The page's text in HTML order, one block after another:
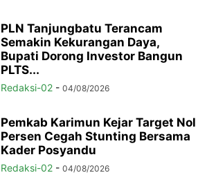
PLN Tanjungbatu Terancam
Semakin Kekurangan Daya,
Bupati Dorong Investor Bangun
PLTS...
Redaksi-02 - 04/08/2026
Pemkab Karimun Kejar Target Nol
Persen Cegah Stunting Bersama
Kader Posyandu
Redaksi-02 - 04/08/2026